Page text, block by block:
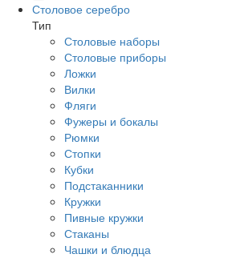
Столовое серебро
Тип
Столовые наборы
Столовые приборы
Ложки
Вилки
Фляги
Фужеры и бокалы
Рюмки
Стопки
Кубки
Подстаканники
Кружки
Пивные кружки
Стаканы
Чашки и блюдца